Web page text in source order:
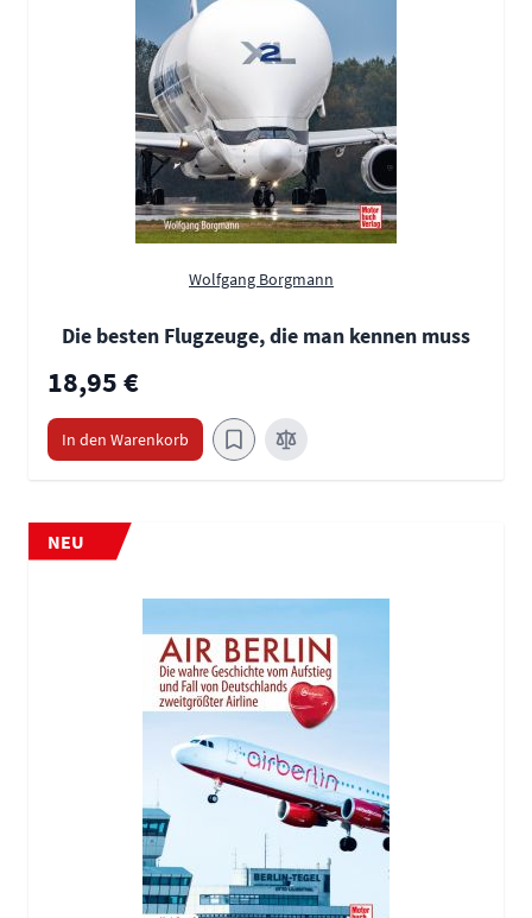
Wolfgang Borgmann
Die besten Flugzeuge, die man kennen muss
18,95 €
In den Warenkorb
NEU